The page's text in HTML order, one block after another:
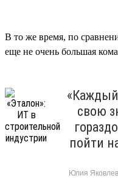
В то же время, по
еще не очень большая
свою
пойти
Юлия